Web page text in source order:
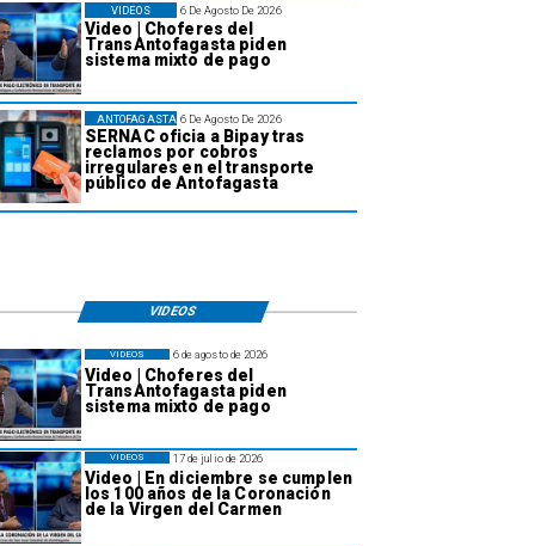
6 De Agosto De 2026
Video | Choferes del
TransAntofagasta piden
sistema mixto de pago
VIDEOS
6 De Agosto De 2026
SERNAC oficia a Bipay tras
reclamos por cobros
irregulares en el transporte
público de Antofagasta
ANTOFAGASTA
VIDEOS
6 de agosto de 2026
Video | Choferes del
TransAntofagasta piden
sistema mixto de pago
VIDEOS
17 de julio de 2026
Video | En diciembre se cumplen
los 100 años de la Coronación
de la Virgen del Carmen
VIDEOS